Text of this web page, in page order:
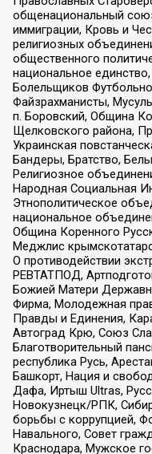
общенациональный
иммиграции, Кровь и
религиозных
общественного
национальное
Болельщиков
Файзрахманисты,
п. Боровский, Община
Щелковского района,
Украинская
Бандеры, Братство,
Религиозное
Народная Социальная
Этнополитическое
национальное
Община Коренного
Меджлис
О противодействии
РЕВТАТПОД,
Божией Матери
Фирма, Молодежная
Правды и Единения,
Автоград Крю, Союз
Благотворительный
республика Русь,
Башкорт, Нация и
Дафа, Иртыш Ultras,
Новокузнецк/РПК,
борьбы с коррупцией,
Навального, Совет
Краснодара, Мужское